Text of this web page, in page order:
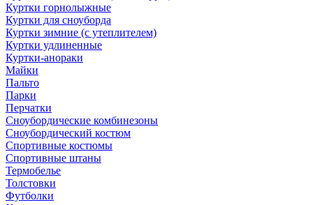
Куртки горнолыжные
Куртки для сноуборда
Куртки зимние (с утеплителем)
Куртки удлиненные
Куртки-анораки
Майки
Пальто
Парки
Перчатки
Сноубордические комбинезоны
Сноубордический костюм
Спортивные костюмы
Спортивные штаны
Термобелье
Толстовки
Футболки